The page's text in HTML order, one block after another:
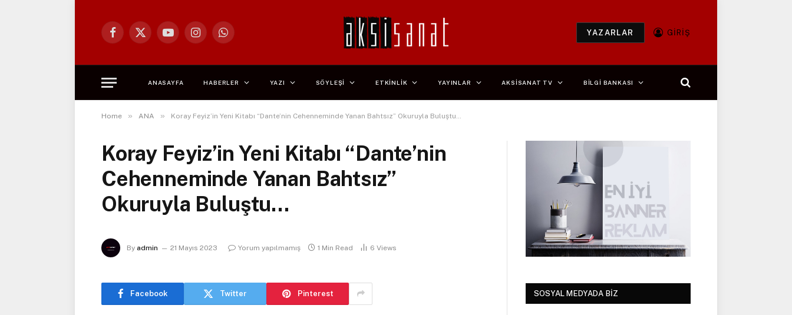
Facebook
X
YouTubeInstagramWhatsApp
YAZARLAR GIRIŞ
ANASAYFA HABERLER YAZI SÖYLEŞİ ETKİNLİK YAYINLAR AKSİSANAT TV BİLGİ BANKASI
Home » ANA » Koray Feyiz’in Yeni Kitabı “Dante’nin Cehenneminde Yanan Bahtsız” Okuruyla Buluştu…
Koray Feyiz’in Yeni Kitabı “Dante’nin
Cehenneminde Yanan Bahtsız”
Okuruyla Buluştu…
By admin 21 Mayıs 2023 Yorum yapılmamış 1 Min Read 6 Views
Facebook Twitter Pinterest SOSYAL MEDYADA BİZ